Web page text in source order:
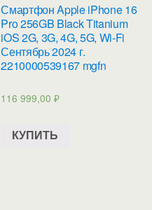
Смартфон Apple iPhone 16
Pro 256GB Black Titanium
iOS 2G, 3G, 4G, 5G, Wi-Fi
Сентябрь 2024 г.
2210000539167 mgfn
116 999,00₽
КУПИТЬ